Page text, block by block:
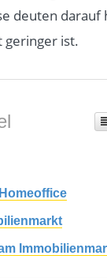
deuten
geringer ist.